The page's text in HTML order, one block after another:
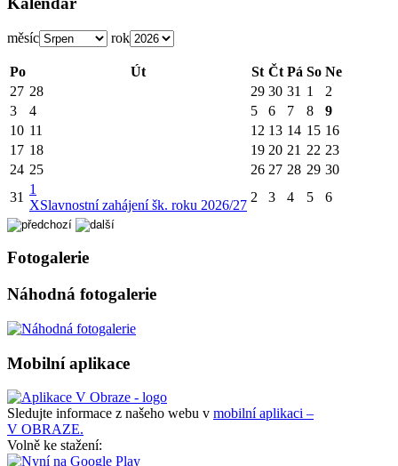
měsíc rok
Po Út St Čt Pá So Ne
27 28 29 30 31 1
2
3
4 5 6 7 8
9
10 11 12 13 14 15 16
17 18 19 20 21 22 23
24 25 26 27 28 29 30
31
1
XSlavnostní zahájení šk. roku 2026/27
2 3 4 5 6
Fotogalerie
Náhodná fotogalerie
Mobilní aplikace
Sledujte informace z našeho webu v mobilní aplikaci –
V OBRAZE.
Volně ke stažení: